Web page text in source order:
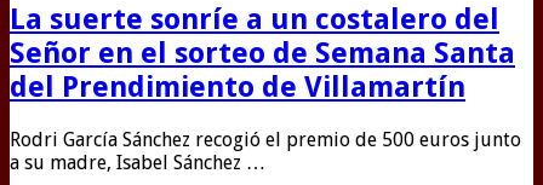
La suerte sonríe a un costalero del
Señor en el sorteo de Semana Santa
del Prendimiento de Villamartín
Rodri García Sánchez recogió el premio de 500 euros junto
a su madre, Isabel Sánchez …